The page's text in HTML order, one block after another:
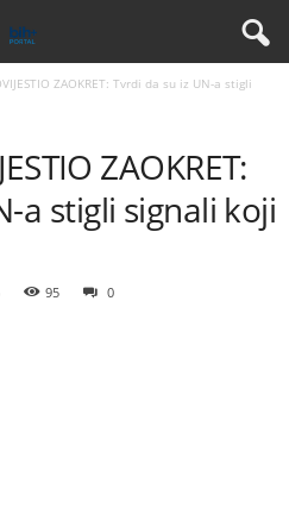
ZAOKRET: Tvrdi da su iz UN-a stigli
ZAOKRET:
a stigli signali koji
95 0